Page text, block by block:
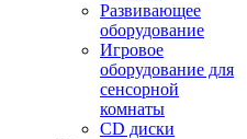
Развивающее
оборудование
Игровое
оборудование для
сенсорной
комнаты
CD диски